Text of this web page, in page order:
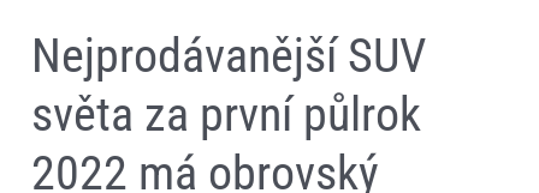
Nejprodávanější SUV
světa za první půlrok
2022 má obrovský
jen
2
tisíce
kusů